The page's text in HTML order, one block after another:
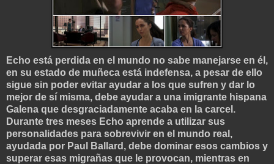
Echo está perdida en el mundo no sabe manejarse en él,
en su estado de muñeca está indefensa, a pesar de ello
sigue sin poder evitar ayudar a los que sufren y dar lo
mejor de sí misma, debe ayudar a una imigrante hispana
Galena que desgraciadamente acaba en la carcel.
Durante tres meses Echo aprende a utilizar sus
personalidades para sobrevivir en el mundo real,
ayudada por Paul Ballard, debe dominar esos cambios y
superar esas migrañas que le provocan, mientras en